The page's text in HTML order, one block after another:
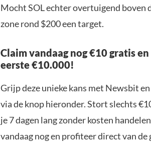
Mocht SOL echter overtuigend boven
zone rond $200 een target.
Claim vandaag nog €10 gratis
eerste €10.000!
Grijp deze unieke kans met Newsbit
via de knop hieronder. Stort slechts
je 7 dagen lang zonder kosten
vandaag nog en profiteer direct van